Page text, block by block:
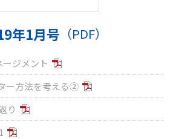
年1月号 （PDF）
ジメント
ー方法を考える②
り